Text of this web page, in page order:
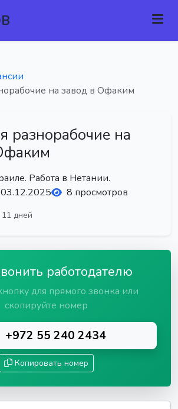
на завод в Офаким
разнорабочие на
Работа в Нетании.
03.12.2025 8 просмотров
дней
работодателю
для прямого звонка или
скопируйте номер
+972 55 240 2434
Копировать номер